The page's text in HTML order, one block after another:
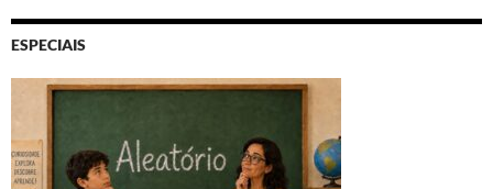
ESPECIAIS